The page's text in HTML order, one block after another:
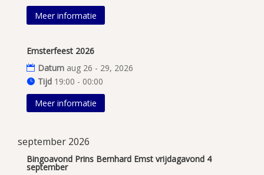
Meer informatie
Emsterfeest 2026
Datum aug 26 - 29, 2026
Tijd 19:00 - 00:00
Meer informatie
september 2026
Bingoavond Prins Bernhard Emst vrijdagavond 4
september